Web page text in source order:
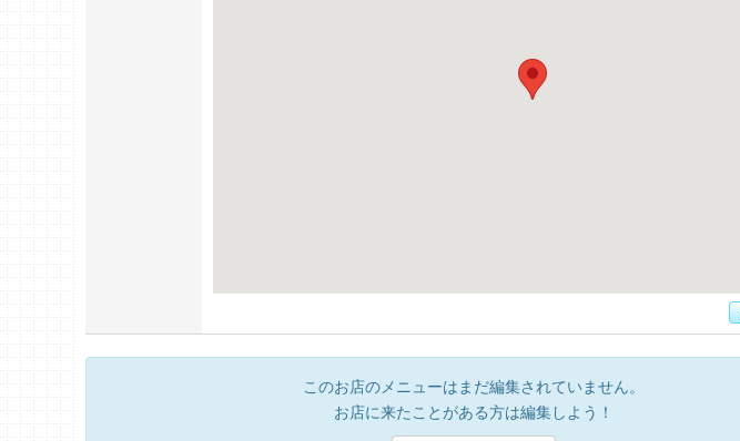
このお店のメニューはまだ編集されていません。
お店に来たことがある方は編集しよう！